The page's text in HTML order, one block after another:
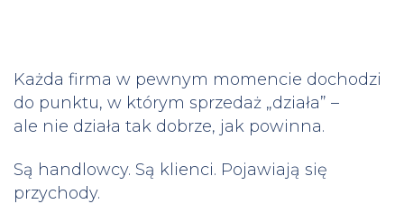
Każda firma w pewnym momencie dochodzi
do punktu, w którym sprzedaż „działa” –
ale nie działa tak dobrze, jak powinna.
Są handlowcy. Są klienci. Pojawiają się
przychody.